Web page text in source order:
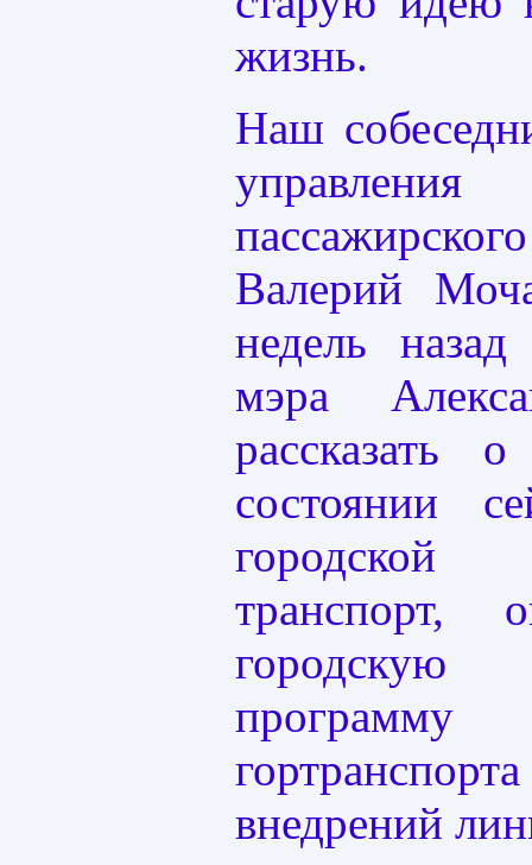
жизнь.
Наш
Валерий
недель
мэра
рассказать
состоянии
городской
внедрений